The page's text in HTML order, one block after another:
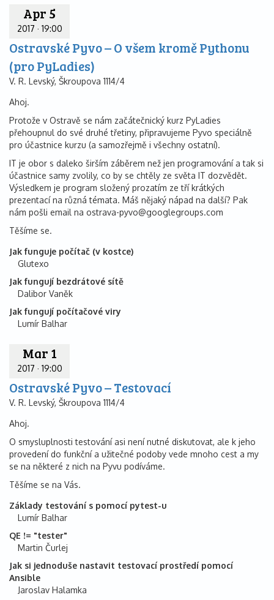
Apr 5
2017 · 19:00
Ostravské Pyvo – O všem kromě Pythonu
(pro PyLadies)
V. R. Levský, Škroupova 1114/4
Ahoj.
Protože v Ostravě se nám začátečnický kurz PyLadies
přehoupnul do své druhé třetiny, připravujeme Pyvo speciálně
pro účastnice kurzu (a samozřejmě i všechny ostatní).
IT je obor s daleko širším záběrem než jen programování a tak si
účastnice samy zvolily, co by se chtěly ze světa IT dozvědět.
Výsledkem je program složený prozatím ze tří krátkých
prezentací na různá témata. Máš nějaký nápad na další? Pak
nám pošli email na ostrava-pyvo@googlegroups.com
Těšíme se.
Jak funguje počítač (v kostce)
Glutexo
Jak fungují bezdrátové sítě
Dalibor Vaněk
Jak fungují počítačové viry
Lumír Balhar
Mar 1
2017 · 19:00
Ostravské Pyvo – Testovací
V. R. Levský, Škroupova 1114/4
Ahoj.
O smysluplnosti testování asi není nutné diskutovat, ale k jeho
provedení do funkční a užitečné podoby vede mnoho cest a my
se na některé z nich na Pyvu podíváme.
Těšíme se na Vás.
Základy testování s pomocí pytest-u
Lumír Balhar
QE != "tester"
Martin Čurlej
Jak si jednoduše nastavit testovací prostředí pomocí
Ansible
Jaroslav Halamka